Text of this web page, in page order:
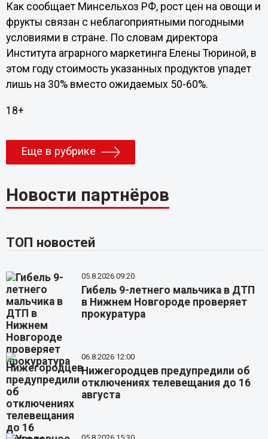
Как сообщает Минсельхоз РФ, рост цен на овощи и
фрукты связан с неблагоприятными погодными
условиями в стране. По словам директора
Института аграрного маркетинга Елены Тюриной, в
этом году стоимость указанных продуктов упадет
лишь на 30% вместо ожидаемых 50-60%.
18+
Еще в рубрике
Новости партнёров
ТОП новостей
05.8.2026 09:20
Гибель 9-летнего мальчика в ДТП
в Нижнем Новгороде проверяет
прокуратура
06.8.2026 12:00
Нижегородцев предупредили об
отключениях телевещания до 16
августа